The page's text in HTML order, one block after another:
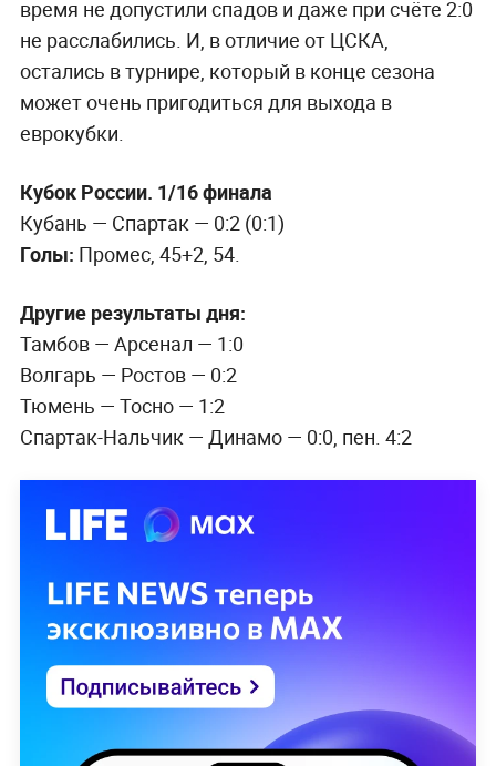
время не допустили спадов и даже при счёте 2:0
не расслабились. И, в отличие от ЦСКА,
остались в турнире, который в конце сезона
может очень пригодиться для выхода в
еврокубки.
Кубок России. 1/16 финала
Кубань — Спартак — 0:2 (0:1)
Голы: Промес, 45+2, 54.
Другие результаты дня:
Тамбов — Арсенал — 1:0
Волгарь — Ростов — 0:2
Тюмень — Тосно — 1:2
Спартак-Нальчик — Динамо — 0:0, пен. 4:2